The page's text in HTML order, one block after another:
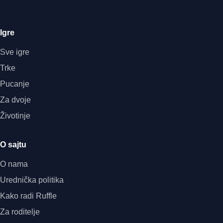
Igre
Sve igre
Trke
Pucanje
Za dvoje
Životinje
O sajtu
O nama
Urednička politika
Kako radi Ruffle
Za roditelje